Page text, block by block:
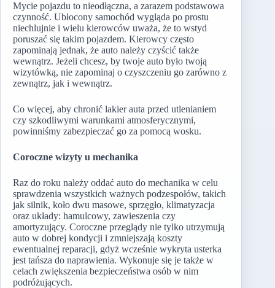
Mycie pojazdu to nieodłączna, a zarazem podstawowa
czynność. Ubłocony samochód wygląda po prostu
niechlujnie i wielu kierowców uważa, że to wstyd
poruszać się takim pojazdem. Kierowcy często
zapominają jednak, że auto należy czyścić także
wewnątrz. Jeżeli chcesz, by twoje auto było twoją
wizytówką, nie zapominaj o czyszczeniu go zarówno z
zewnątrz, jak i wewnątrz.
Co więcej, aby chronić lakier auta przed utlenianiem
czy szkodliwymi warunkami atmosferycznymi,
powinniśmy zabezpieczać go za pomocą wosku.
Coroczne wizyty u mechanika
Raz do roku należy oddać auto do mechanika w celu
sprawdzenia wszystkich ważnych podzespołów, takich
jak silnik, koło dwu masowe, sprzęgło, klimatyzacja
oraz układy: hamulcowy, zawieszenia czy
amortyzujący. Coroczne przeglądy nie tylko utrzymują
auto w dobrej kondycji i zmniejszają koszty
ewentualnej reparacji, gdyż wcześnie wykryta usterka
jest tańsza do naprawienia. Wykonuje się je także w
celach zwiększenia bezpieczeństwa osób w nim
podróżujących.